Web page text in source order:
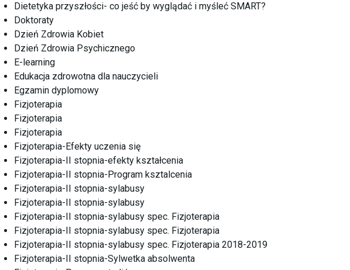
Dietetyka przyszłości- co jeść by wyglądać i myśleć SMART?
Doktoraty
Dzień Zdrowia Kobiet
Dzień Zdrowia Psychicznego
E-learning
Edukacja zdrowotna dla nauczycieli
Egzamin dyplomowy
Fizjoterapia
Fizjoterapia
Fizjoterapia
Fizjoterapia-Efekty uczenia się
Fizjoterapia-II stopnia-efekty kształcenia
Fizjoterapia-II stopnia-Program ksztalcenia
Fizjoterapia-II stopnia-sylabusy
Fizjoterapia-II stopnia-sylabusy
Fizjoterapia-II stopnia-sylabusy spec. Fizjoterapia
Fizjoterapia-II stopnia-sylabusy spec. Fizjoterapia
Fizjoterapia-II stopnia-sylabusy spec. Fizjoterapia 2018-2019
Fizjoterapia-II stopnia-Sylwetka absolwenta